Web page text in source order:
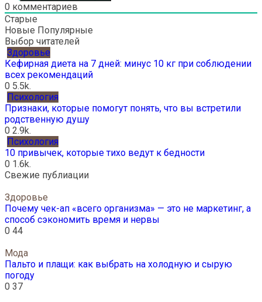
0 комментариев
Старые
Новые Популярные
Выбор читателей
Здоровье
Кефирная диета на 7 дней: минус 10 кг при соблюдении
всех рекомендаций
0 5.5k.
Психология
Признаки, которые помогут понять, что вы встретили
родственную душу
0 2.9k.
Психология
10 привычек, которые тихо ведут к бедности
0 1.6k.
Свежие публиации
Здоровье
Почему чек-ап «всего организма» — это не маркетинг, а
способ сэкономить время и нервы
0 44
Мода
Пальто и плащи: как выбрать на холодную и сырую
погоду
0 37